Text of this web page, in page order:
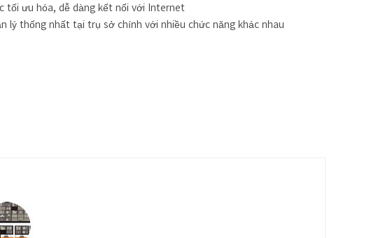
tối ưu hóa, dễ dàng kết nối với Internet
lý thống nhất tại trụ sở chính với nhiều chức năng khác nhau